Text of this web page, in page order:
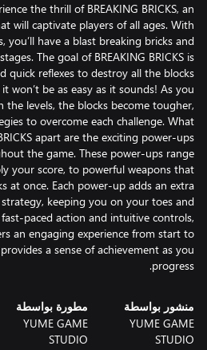
the thrill of BREAKING BRICKS, an
will captivate players of all ages. With
you’ll have a blast breaking bricks and
The goal of BREAKING BRICKS is
quick reflexes to destroy all the blocks
won’t be as easy as it sounds! As you
the levels, the blocks become tougher,
to overcome each challenge. What
apart are the exciting power-ups
the game. These power-ups range
your score, to powerful weapons that
at once. Each power-up adds an extra
keeping you on your toes and
paced action and intuitive controls,
an engaging experience from start to
a sense of achievement as you
progress.
منشور بواسطة
YUME GAME
STUDIO
مطورة بواسطة
YUME GAME
STUDIO